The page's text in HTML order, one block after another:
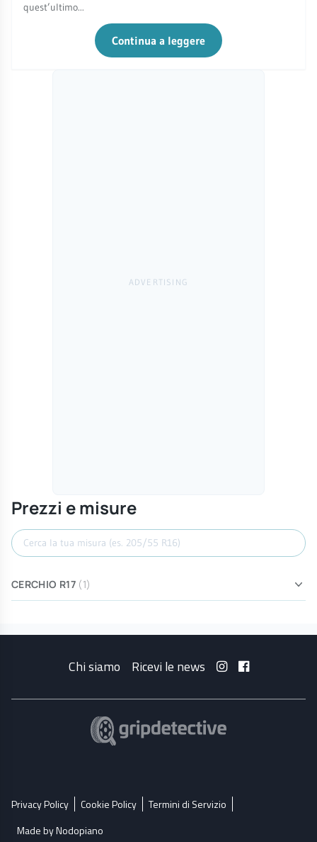
quest’ultimo...
Continua a leggere
Prezzi e misure
Cerca misura
CERCHIO R17 (1)
Chi siamo Ricevi le news
Privacy Policy Cookie Policy
Termini di Servizio
Made by Nodopiano